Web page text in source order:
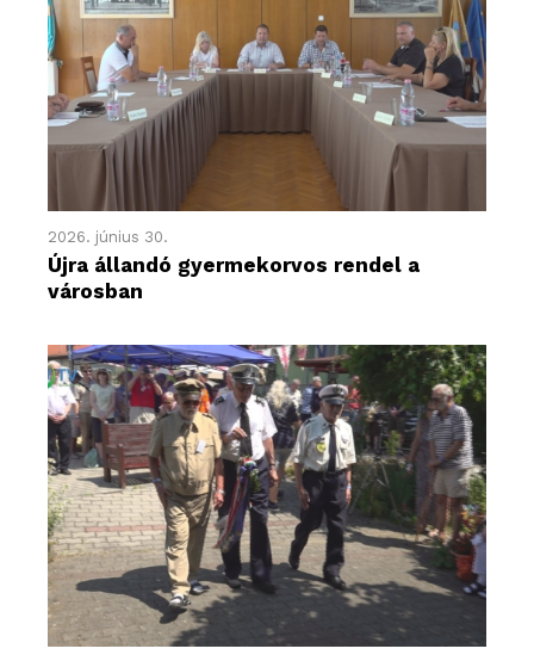
2026. június 30.
Újra állandó gyermekorvos rendel a
városban